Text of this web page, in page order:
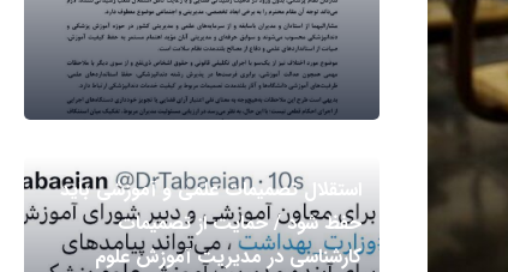
استقلال تصمیمات علمی و آموزشی باید
حفظ شود / حمایت از تصمیمات
کارشناسی در مدیریت آموزش علوم